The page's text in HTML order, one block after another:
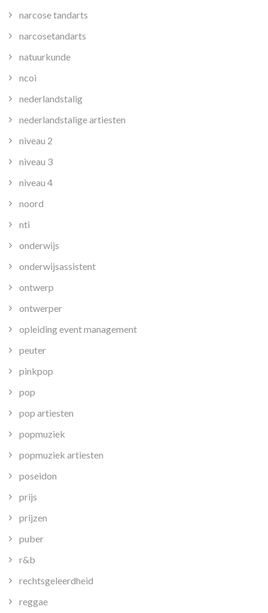
narcose tandarts
narcosetandarts
natuurkunde
ncoi
nederlandstalig
nederlandstalige artiesten
niveau 2
niveau 3
niveau 4
noord
nti
onderwijs
onderwijsassistent
ontwerp
ontwerper
opleiding event management
peuter
pinkpop
pop
pop artiesten
popmuziek
popmuziek artiesten
poseidon
prijs
prijzen
puber
r&b
rechtsgeleerdheid
reggae